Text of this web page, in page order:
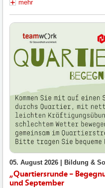
mehr
05. August 2026 | Bildung &
„Quartiersrunde –
und September